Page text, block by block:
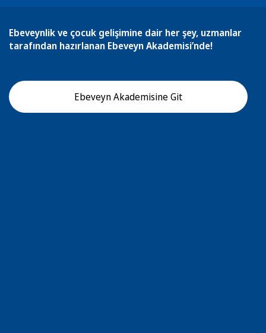
Ebeveynlik ve çocuk gelişimine dair her şey, uzmanlar
tarafından hazırlanan Ebeveyn Akademisi’nde!
Ebeveyn Akademisine Git